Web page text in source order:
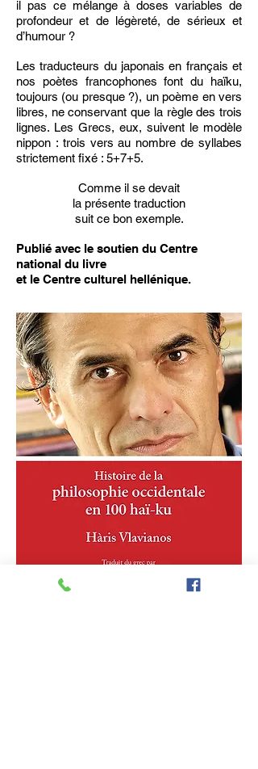
il pas ce mélange à doses variables de
profondeur et de légèreté, de sérieux et
d’humour ?
Les traducteurs du japonais en français et
nos poètes francophones font du haïku,
toujours (ou presque ?), un poème en vers
libres, ne conservant que la règle des trois
lignes. Les Grecs, eux, suivent le modèle
nippon : trois vers au nombre de syllabes
strictement fixé : 5+7+5.
Comme il se devait
la présente traduction
suit ce bon exemple.
Publié avec le soutien du Centre
national du livre
et le Centre culturel hellénique.